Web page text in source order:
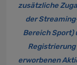
zusätzliche
der
Bereich Sport)
erworbenen